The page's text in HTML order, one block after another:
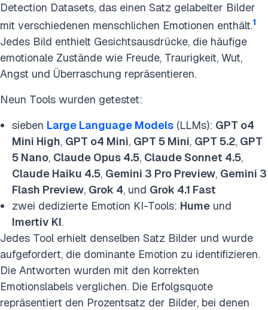
Detection Datasets, das einen Satz gelabelter Bilder
mit verschiedenen menschlichen Emotionen enthält.1
Jedes Bild enthielt Gesichtsausdrücke, die häufige
emotionale Zustände wie Freude, Traurigkeit, Wut,
Angst und Überraschung repräsentieren.
Neun Tools wurden getestet:
sieben Large Language Models (LLMs): GPT o4
Mini High, GPT o4 Mini, GPT 5 Mini, GPT 5.2, GPT
5 Nano, Claude Opus 4.5, Claude Sonnet 4.5,
Claude Haiku 4.5, Gemini 3 Pro Preview, Gemini 3
Flash Preview, Grok 4, und Grok 4.1 Fast
zwei dedizierte Emotion KI-Tools: Hume und
Imertiv KI.
Jedes Tool erhielt denselben Satz Bilder und wurde
aufgefordert, die dominante Emotion zu identifizieren.
Die Antworten wurden mit den korrekten
Emotionslabels verglichen. Die Erfolgsquote
repräsentiert den Prozentsatz der Bilder, bei denen